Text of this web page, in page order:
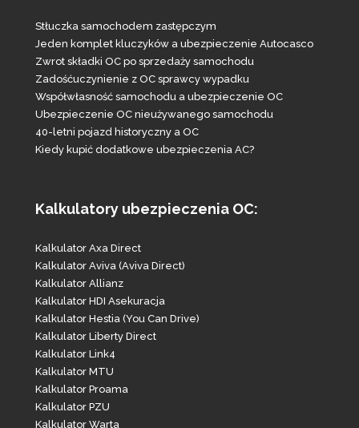
Stłuczka samochodem zastępczym
Jeden komplet kluczyków a ubezpieczenie Autocasco
Zwrot składki OC po sprzedaży samochodu
Zadośćuczynienie z OC sprawcy wypadku
Współwłasność samochodu a ubezpieczenie OC
Ubezpieczenie OC nieużywanego samochodu
40-letni pojazd historyczny a OC
Kiedy kupić dodatkowe ubezpieczenia AC?
Kalkulatory ubezpieczenia OC:
Kalkulator Axa Direct
Kalkulator Aviva (Aviva Direct)
Kalkulator Allianz
Kalkulator HDI Asekuracja
Kalkulator Hestia (You Can Drive)
Kalkulator Liberty Direct
Kalkulator Link4
Kalkulator MTU
Kalkulator Proama
Kalkulator PZU
Kalkulator Warta